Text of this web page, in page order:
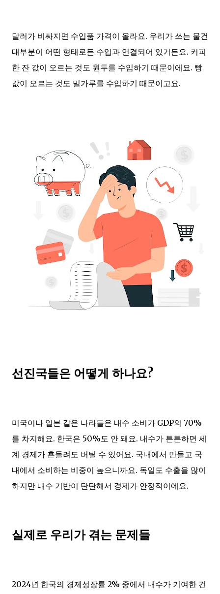
달러가 비싸지면 수입품 가격이 올라요. 우리가 쓰는 물건
대부분이 어떤 형태로든 수입과 연결되어 있거든요. 커피
한 잔 값이 오르는 것도 원두를 수입하기 때문이에요. 빵
값이 오르는 것도 밀가루를 수입하기 때문이고요.
선진국들은 어떻게 하나요?
미국이나 일본 같은 나라들은 내수 소비가 GDP의 70%
를 차지해요. 한국은 50%도 안 돼요. 내수가 튼튼하면 세
계 경제가 흔들려도 버틸 수 있어요. 국내에서 만들고 국
내에서 소비하는 비중이 높으니까요. 독일도 수출을 많이
하지만 내수 기반이 탄탄해서 경제가 안정적이에요.
실제로 우리가 겪는 문제들
2024년 한국의 경제성장률 2% 중에서 내수가 기여한 건